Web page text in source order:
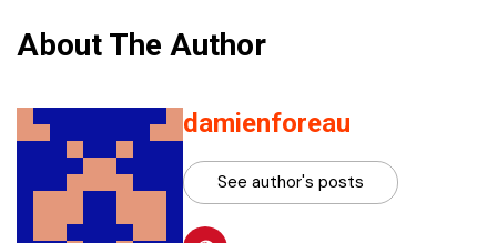
About The Author
damienforeau
See author's posts